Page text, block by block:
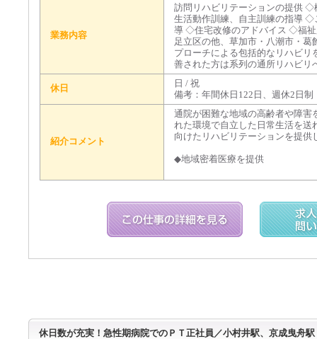
業務内容
訪問リハビリテーションの提供
生活動作訓練、自主訓練の指導
導 ◇住宅改修のアドバイス ◇福
足立区の他、草加市・八潮市・
プローチによる包括的なリハビ
善された方は系列の通所リハビリ
休日
日 / 祝
備考：年間休日122日、週休2日制
紹介コメント
通院が困難な地域の高齢者や障害
れた環境で自立した日常生活を送
向けたリハビリテーションを提供
◆地域密着医療を提供
休日数が充実！急性期病院でのＰＴ正社員／小村井駅、京成曳舟駅